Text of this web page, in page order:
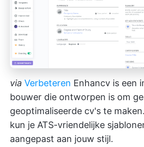
via Verbeteren Enhancv is een
bouwer die ontworpen is om
geoptimaliseerde cv's te
kun je ATS-vriendelijke
aangepast aan jouw stijl.